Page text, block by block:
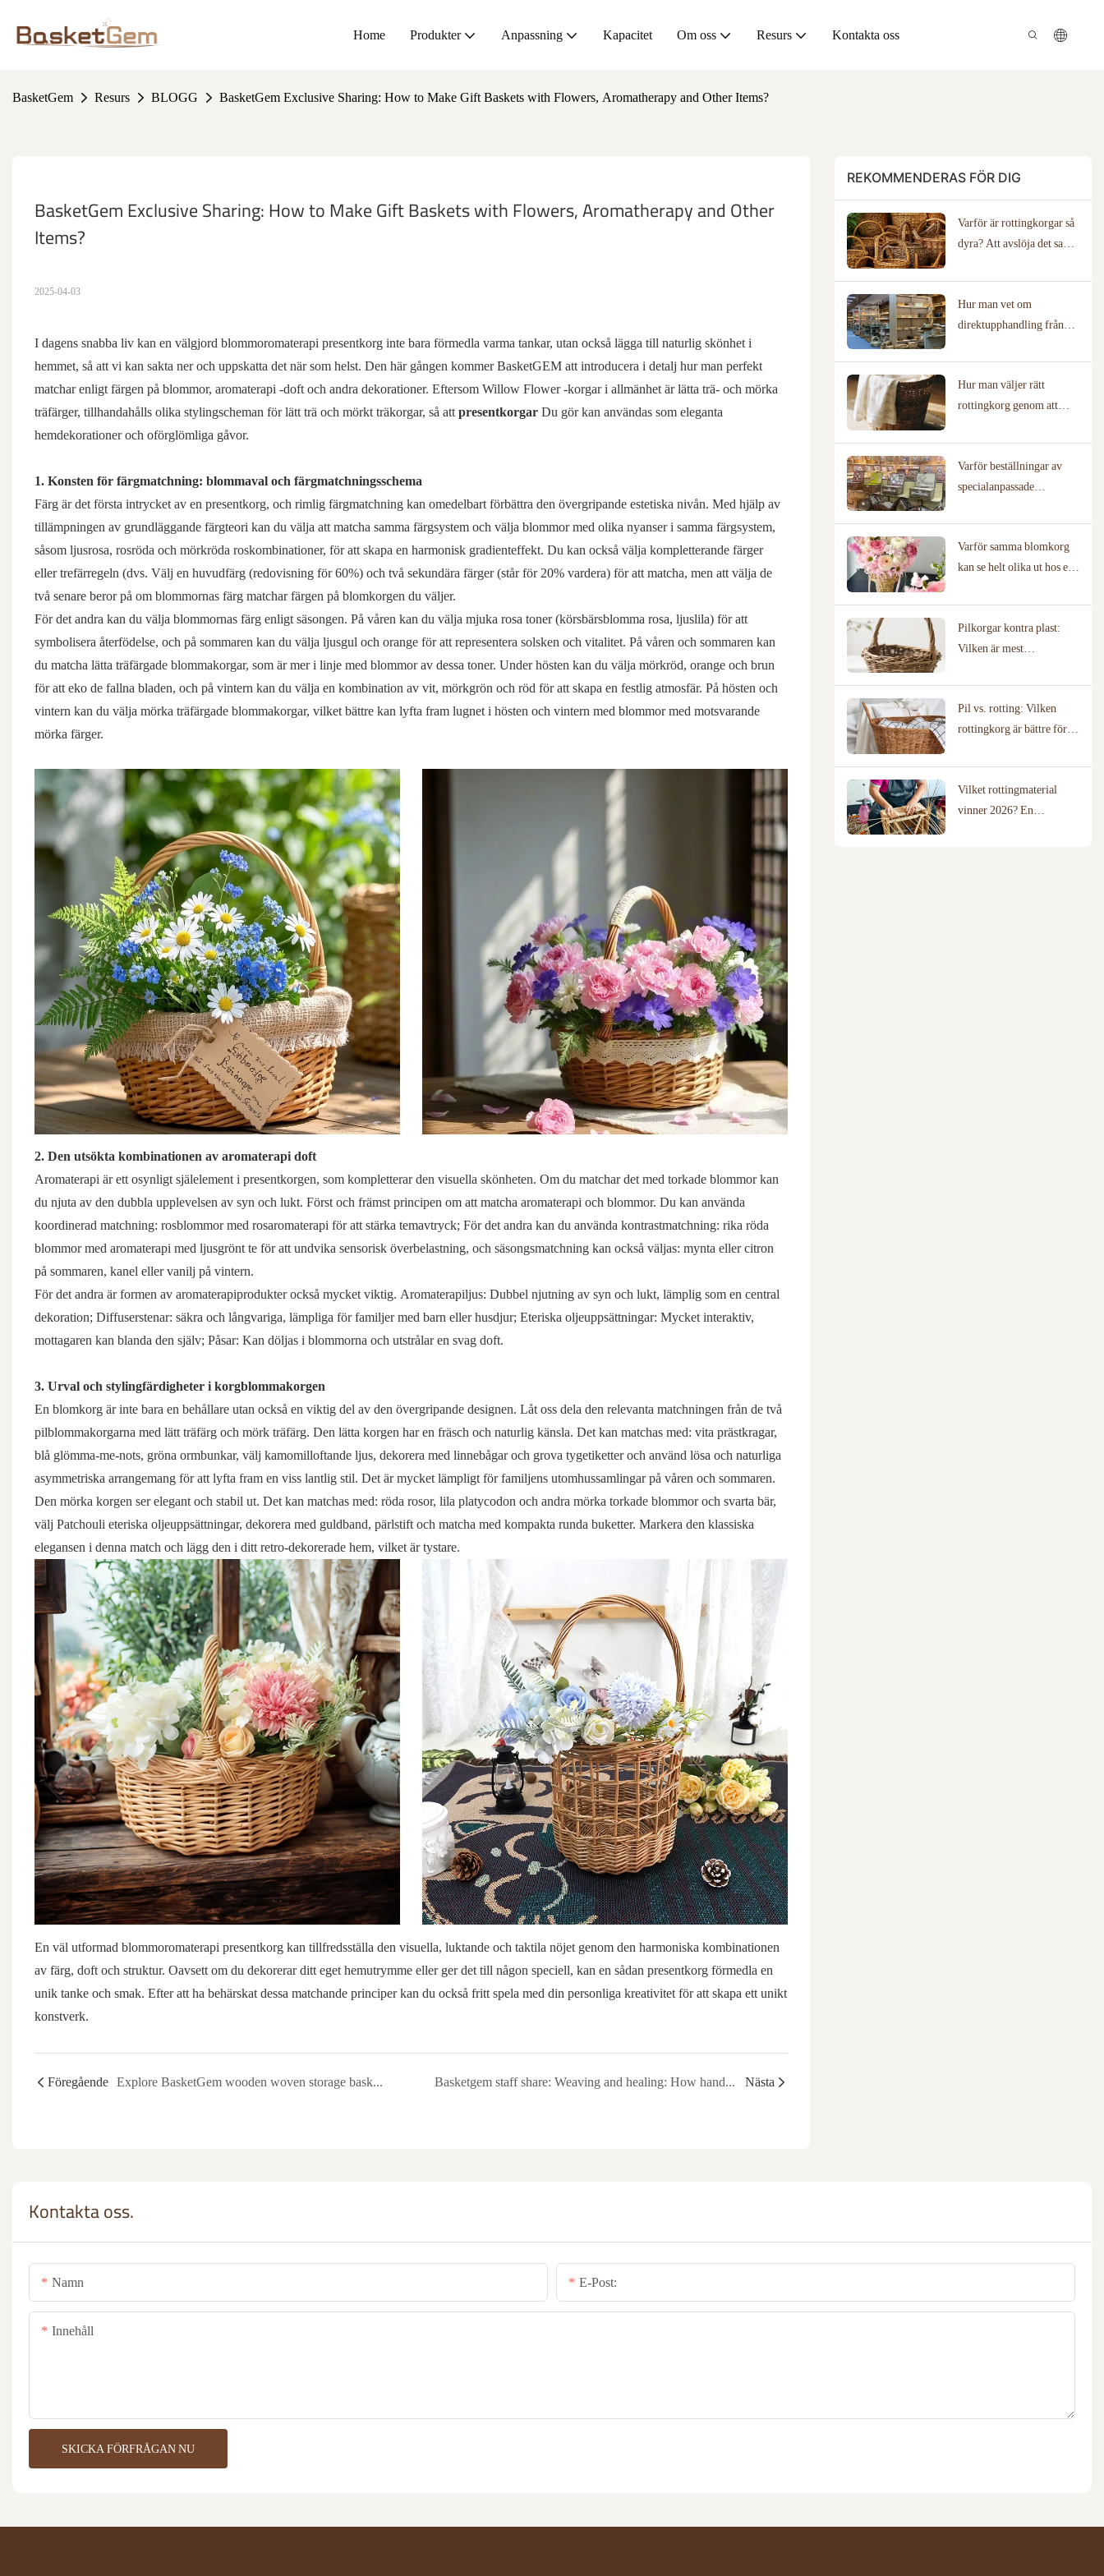
Home Produkter Anpassning Kapacitet Om oss Resurs Kontakta oss
BasketGem Resurs BLOGG BasketGem Exclusive Sharing: How to Make Gift Baskets with Flowers, Aromatherapy and Other Items?
BasketGem Exclusive Sharing: How to Make Gift Baskets with Flowers, Aromatherapy and Other
Items?
2025-04-03
I dagens snabba liv kan en välgjord blommoromaterapi presentkorg inte bara förmedla varma tankar, utan också lägga till naturlig skönhet i
hemmet, så att vi kan sakta ner och uppskatta det när som helst. Den här gången kommer BasketGEM att introducera i detalj hur man perfekt
matchar enligt färgen på blommor, aromaterapi -doft och andra dekorationer. Eftersom Willow Flower -korgar i allmänhet är lätta trä- och mörka
träfärger, tillhandahålls olika stylingscheman för lätt trä och mörkt träkorgar, så attpresentkorgarDu gör kan användas som eleganta
hemdekorationer och oförglömliga gåvor.
1. Konsten för färgmatchning: blommaval och färgmatchningsschema
Färg är det första intrycket av en presentkorg, och rimlig färgmatchning kan omedelbart förbättra den övergripande estetiska nivån. Med hjälp av
tillämpningen av grundläggande färgteori kan du välja att matcha samma färgsystem och välja blommor med olika nyanser i samma färgsystem,
såsom ljusrosa, rosröda och mörkröda roskombinationer, för att skapa en harmonisk gradienteffekt. Du kan också välja kompletterande färger
eller trefärregeln (dvs. Välj en huvudfärg (redovisning för 60%) och två sekundära färger (står för 20% vardera) för att matcha, men att välja de
två senare beror på om blommornas färg matchar färgen på blomkorgen du väljer.
För det andra kan du välja blommornas färg enligt säsongen. På våren kan du välja mjuka rosa toner (körsbärsblomma rosa, ljuslila) för att
symbolisera återfödelse, och på sommaren kan du välja ljusgul och orange för att representera solsken och vitalitet. På våren och sommaren kan
du matcha lätta träfärgade blommakorgar, som är mer i linje med blommor av dessa toner. Under hösten kan du välja mörkröd, orange och brun
för att eko de fallna bladen, och på vintern kan du välja en kombination av vit, mörkgrön och röd för att skapa en festlig atmosfär. På hösten och
vintern kan du välja mörka träfärgade blommakorgar, vilket bättre kan lyfta fram lugnet i hösten och vintern med blommor med motsvarande
mörka färger.
2. Den utsökta kombinationen av aromaterapi doft
Aromaterapi är ett osynligt själelement i presentkorgen, som kompletterar den visuella skönheten. Om du matchar det med torkade blommor kan
du njuta av den dubbla upplevelsen av syn och lukt. Först och främst principen om att matcha aromaterapi och blommor. Du kan använda
koordinerad matchning: rosblommor med rosaromaterapi för att stärka temavtryck; För det andra kan du använda kontrastmatchning: rika röda
blommor med aromaterapi med ljusgrönt te för att undvika sensorisk överbelastning, och säsongsmatchning kan också väljas: mynta eller citron
på sommaren, kanel eller vanilj på vintern.
För det andra är formen av aromaterapiprodukter också mycket viktig. Aromaterapiljus: Dubbel njutning av syn och lukt, lämplig som en central
dekoration; Diffuserstenar: säkra och långvariga, lämpliga för familjer med barn eller husdjur; Eteriska oljeuppsättningar: Mycket interaktiv,
mottagaren kan blanda den själv; Påsar: Kan döljas i blommorna och utstrålar en svag doft.
3. Urval och stylingfärdigheter i korgblommakorgen
En blomkorg är inte bara en behållare utan också en viktig del av den övergripande designen. Låt oss dela den relevanta matchningen från de två
pilblommakorgarna med lätt träfärg och mörk träfärg. Den lätta korgen har en fräsch och naturlig känsla. Det kan matchas med: vita prästkragar,
blå glömma-me-nots, gröna ormbunkar, välj kamomilloftande ljus, dekorera med linnebågar och grova tygetiketter och använd lösa och naturliga
asymmetriska arrangemang för att lyfta fram en viss lantlig stil. Det är mycket lämpligt för familjens utomhussamlingar på våren och sommaren.
Den mörka korgen ser elegant och stabil ut. Det kan matchas med: röda rosor, lila platycodon och andra mörka torkade blommor och svarta bär,
välj Patchouli eteriska oljeuppsättningar, dekorera med guldband, pärlstift och matcha med kompakta runda buketter. Markera den klassiska
elegansen i denna match och lägg den i ditt retro-dekorerade hem, vilket är tystare.
En väl utformad blommoromaterapi presentkorg kan tillfredsställa den visuella, luktande och taktila nöjet genom den harmoniska kombinationen
av färg, doft och struktur. Oavsett om du dekorerar ditt eget hemutrymme eller ger det till någon speciell, kan en sådan presentkorg förmedla en
unik tanke och smak. Efter att ha behärskat dessa matchande principer kan du också fritt spela med din personliga kreativitet för att skapa ett unikt
konstverk.
Föregående Explore BasketGem wooden woven storage basket: a fusion of handmade charm and practical aesthetics Basketgem staff share: Weaving and healing: How hand-weaving can help relieve stress or build concentration Nästa
REKOMMENDERAS FÖR DIG
Varför är rottingkorgar så
dyra? Att avslöja det sanna
Hur man vet om
direktupphandling från
företag
Hur man väljer rätt
rottingkorg genom att
användningsscenario
Varför beställningar av
specialanpassade
tillverkare med beprövade
designbibliotek
Varför samma blomkorg
kan se helt olika ut hos en
bröllopslokal
Pilkorgar kontra plast:
Vilken är mest
Pil vs. rotting: Vilken
rottingkorg är bättre för
Vilket rottingmaterial
vinner 2026? En
Kontakta oss.
Namn E-Post:
Innehåll
SKICKA FÖRFRÅGAN NU